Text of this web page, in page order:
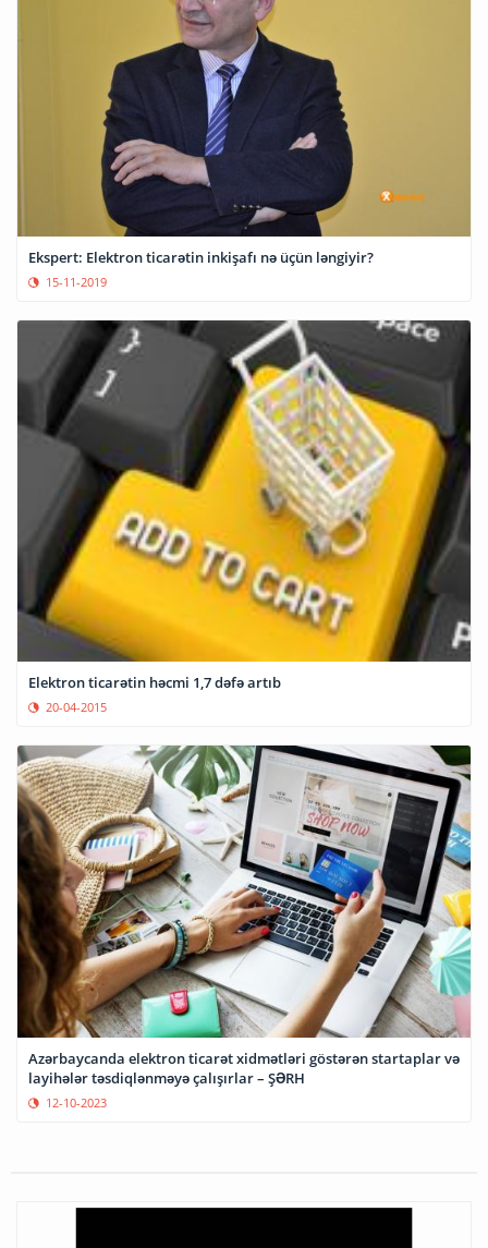
Ekspert: Elektron ticarətin inkişafı nə üçün ləngiyir?
15-11-2019
Elektron ticarətin həcmi 1,7 dəfə artıb
20-04-2015
Azərbaycanda elektron ticarət xidmətləri göstərən startaplar və
layihələr təsdiqlənməyə çalışırlar – ŞƏRH
12-10-2023